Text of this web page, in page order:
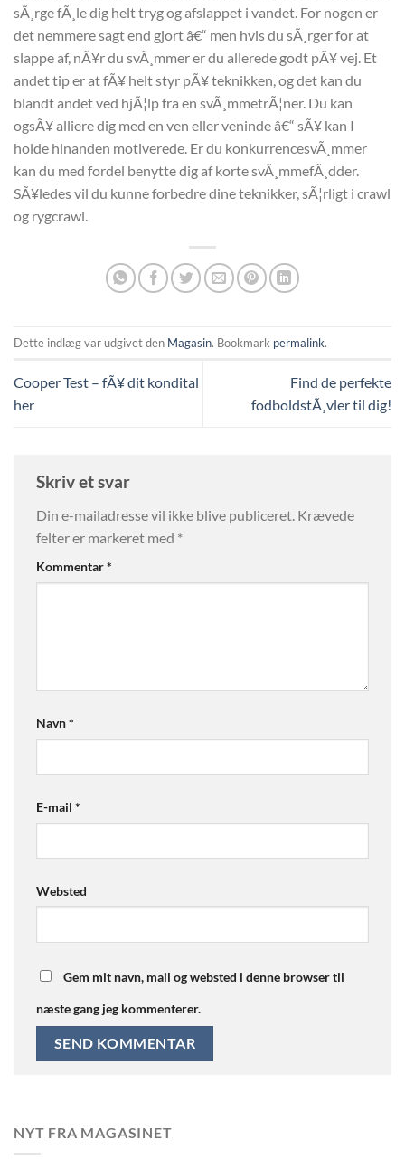
sÃ¸rge fÃ¸le dig helt tryg og afslappet i vandet. For nogen er
det nemmere sagt end gjort â€“ men hvis du sÃ¸rger for at
slappe af, nÃ¥r du svÃ¸mmer er du allerede godt pÃ¥ vej. Et
andet tip er at fÃ¥ helt styr pÃ¥ teknikken, og det kan du
blandt andet ved hjÃ¦lp fra en svÃ¸mmetrÃ¦ner. Du kan
ogsÃ¥ alliere dig med en ven eller veninde â€“ sÃ¥ kan I
holde hinanden motiverede. Er du konkurrencesvÃ¸mmer
kan du med fordel benytte dig af korte svÃ¸mmefÃ¸dder.
SÃ¥ledes vil du kunne forbedre dine teknikker, sÃ¦rligt i crawl
og rygcrawl.
Dette indlæg var udgivet den Magasin. Bookmark permalink.
Cooper Test – fÃ¥ dit kondital
her
Find de perfekte
fodboldstÃ¸vler til dig!
Skriv et svar
Din e-mailadresse vil ikke blive publiceret. Krævede
felter er markeret med *
Kommentar*
Navn*
E-mail *
Websted
Gem mit navn, mail og websted i denne browser til
næste gang jeg kommenterer.
NYT FRA MAGASINET